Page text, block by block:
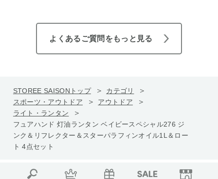
よくあるご質問をもっと見る
STOREE SAISONトップ
カテゴリ
スポーツ・アウトドア
アウトドア
ライト・ランタン
フュアハンド 灯油ランタン ベイビースペシャル276 ジ
ンク＆リフレクター＆スターパラフィンオイル1L＆ロー
ト 4点セット